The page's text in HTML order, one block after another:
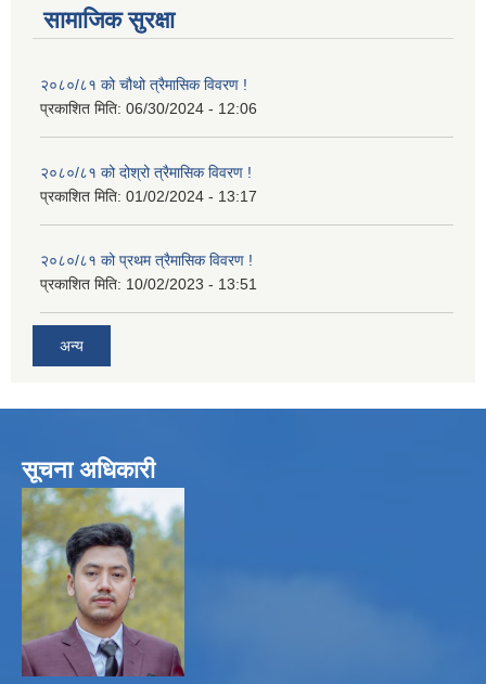
सामाजिक सुरक्षा
२०८०/८१ को चौथो त्रैमासिक विवरण !
प्रकाशित मिति: 06/30/2024 - 12:06
२०८०/८१ को दोश्रो त्रैमासिक विवरण !
प्रकाशित मिति: 01/02/2024 - 13:17
२०८०/८१ को प्रथम त्रैमासिक विवरण !
प्रकाशित मिति: 10/02/2023 - 13:51
अन्य
सूचना अधिकारी